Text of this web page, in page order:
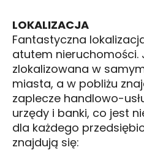
LOKALIZACJA
Fantastyczna
atutem nieruchomości.
zlokalizowana w
miasta, a w pobliżu
zaplecze handlowo-
urzędy i banki, co jest
dla każdego
znajdują się: